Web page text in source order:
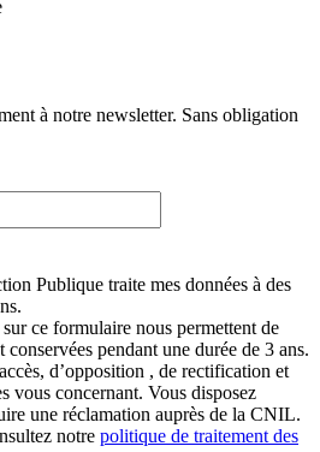
à notre newsletter. Sans obligation
Publique traite mes données à des
ce formulaire nous permettent de
pendant une durée de 3 ans.
d’opposition , de rectification et
vous concernant. Vous disposez
une réclamation auprès de la CNIL.
notre politique de traitement des